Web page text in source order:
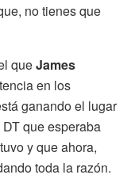
no tienes que
queJames
en los
ganando el lugar
que esperaba
y que ahora,
toda la razón.